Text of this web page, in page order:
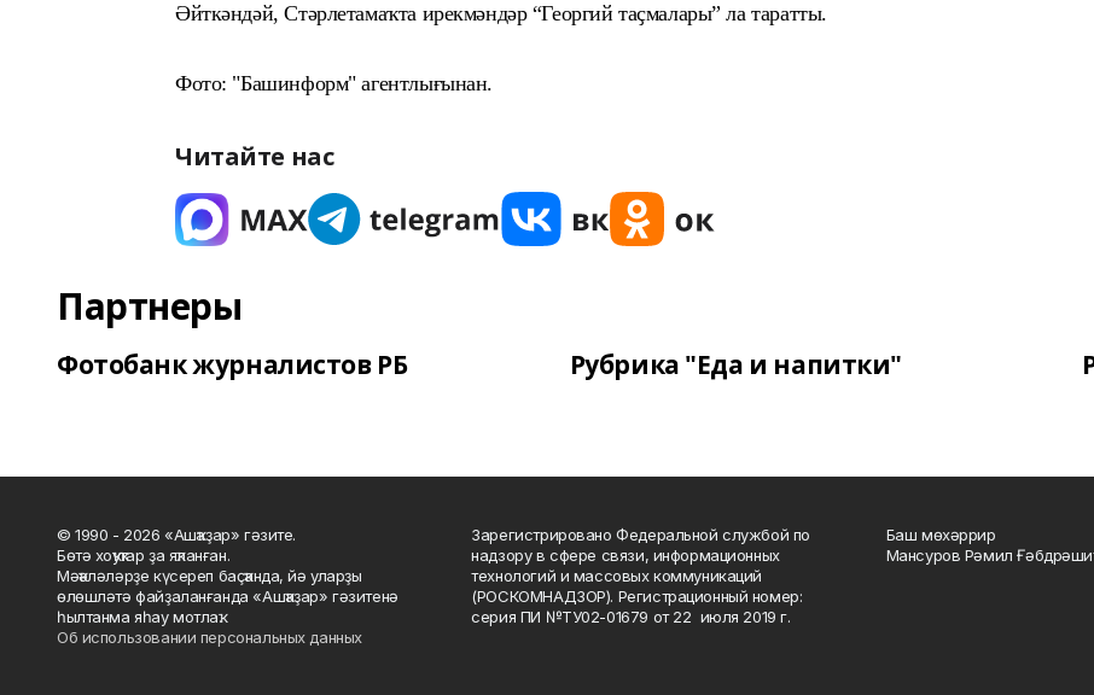
Әйткәндәй, Стәрлетамаҡта ирекмәндәр “Георгий таҫмалары” ла таратты.
Фото: "Башинформ"агентлығынан.
Читайте нас
Партнеры
Фотобанк журналистов РБ Рубрика "Еда и напитки"
© 1990 - 2026 «Ашҡаҙар» гәзите.
Бөтә хоҡуҡтар ҙа яҡланған.
Мәҡәләләрҙе күсереп баҫҡанда, йә уларҙы
өлөшләтә файҙаланғанда «Ашҡаҙар» гәзитенә
һылтанма яһау мотлаҡ.
Об использовании персональных данных
Зарегистрировано Федеральной службой по
надзору в сфере связи, информационных
технологий и массовых коммуникаций
(РОСКОМНАДЗОР). Регистрационный номер:
серия ПИ №ТУ02-01679 от 22 июля 2019 г.
Баш мөхәррир
Мансуров Рәмил